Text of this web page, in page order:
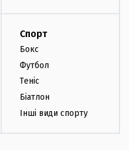
Спорт
Бокс
Футбол
Теніс
Біатлон
Інші види спорту